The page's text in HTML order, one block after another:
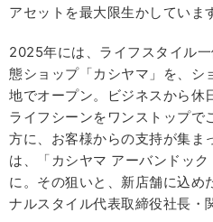
アセットを最大限生かしていま
2025年には、ライフスタイル
態ショップ「カシヤマ」を、シ
地でオープン。ビジネスから休
ライフシーンをワンストップで
方に、お客様からの支持が集
は、「カシヤマ アーバンドッ
に。その狙いと、新店舗に込め
ナルスタイル代表取締役社長・